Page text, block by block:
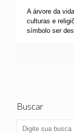
A árvore da
culturas e
símbolo ser
Buscar